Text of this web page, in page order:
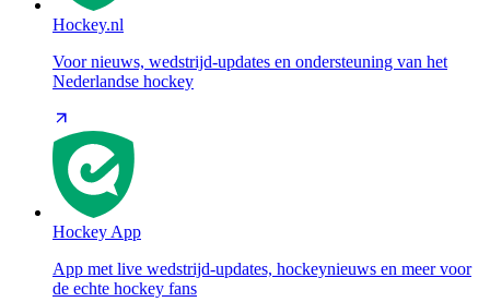
Hockey.nl
Voor nieuws, wedstrijd-updates en ondersteuning van het
Nederlandse hockey
Hockey App
App met live wedstrijd-updates, hockeynieuws en meer voor
de echte hockey fans